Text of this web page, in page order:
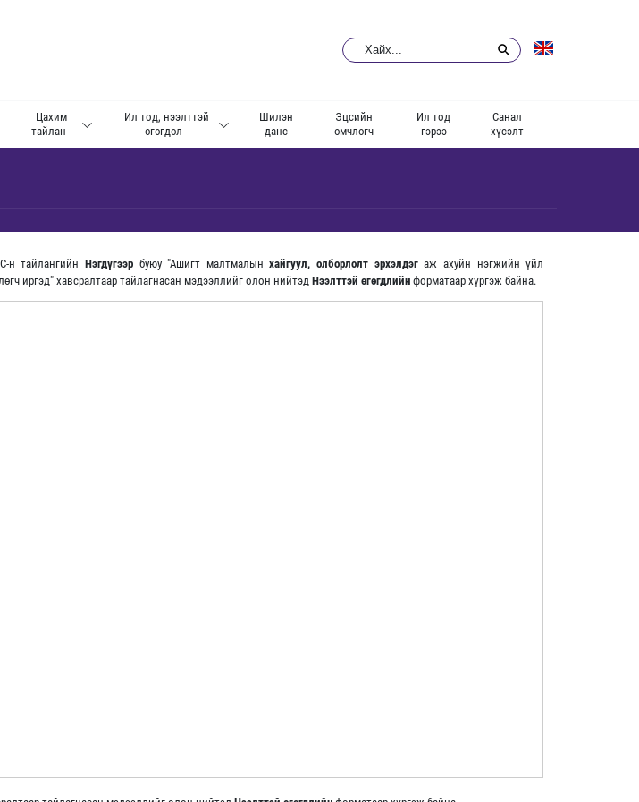
Цахим
тайлан
Ил тод, нээлттэй
өгөгдөл
Шилэн
данс
Эцсийн
өмчлөгч
Ил тод
гэрээ
Санал
хүсэлт
н тайлангийн Нэгдүгээрбуюу "Ашигт малтмалынхайгуул, олборлолт эрхэлдэгаж ахуйн нэгжийн үйл
иргэд" хавсралтаар тайлагнасан мэдээллийг олон нийтэдНээлттэй өгөгдлийнформатаар хүргэж байна.